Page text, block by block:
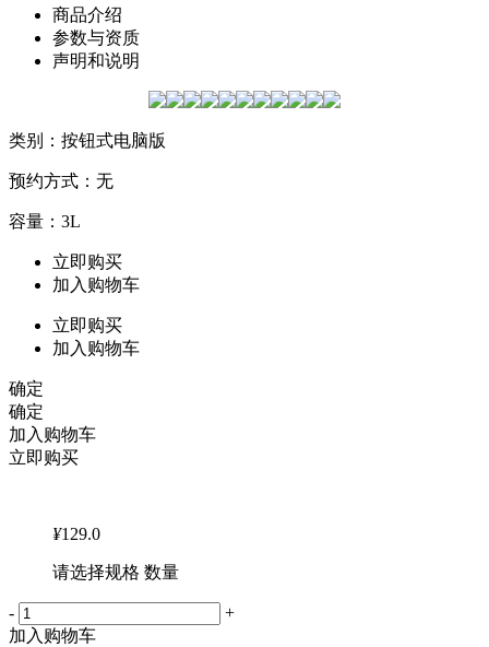
商品介绍
参数与资质
声明和说明
类别：按钮式电脑版
预约方式：无
容量：3L
立即购买
加入购物车
立即购买
加入购物车
确定
确定
加入购物车
立即购买
¥129.0
请选择规格 数量
-
+
加入购物车